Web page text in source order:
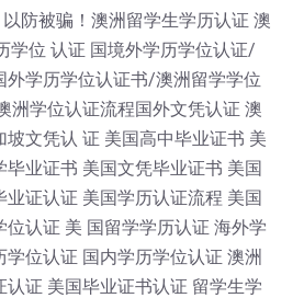
防被骗！澳洲留学生学历认证 澳
学位 认证 国境外学历学位认证/
外学历学位认证书/澳洲留学学位
洲学位认证流程国外文凭认证 澳
文凭认 证 美国高中毕业证书 美
毕业证书 美国文凭毕业证书 美国
业证认证 美国学历认证流程 美国
认证 美 国留学学历认证 海外学
位认证 国内学历学位认证 澳洲
认证 美国毕业证书认证 留学生学